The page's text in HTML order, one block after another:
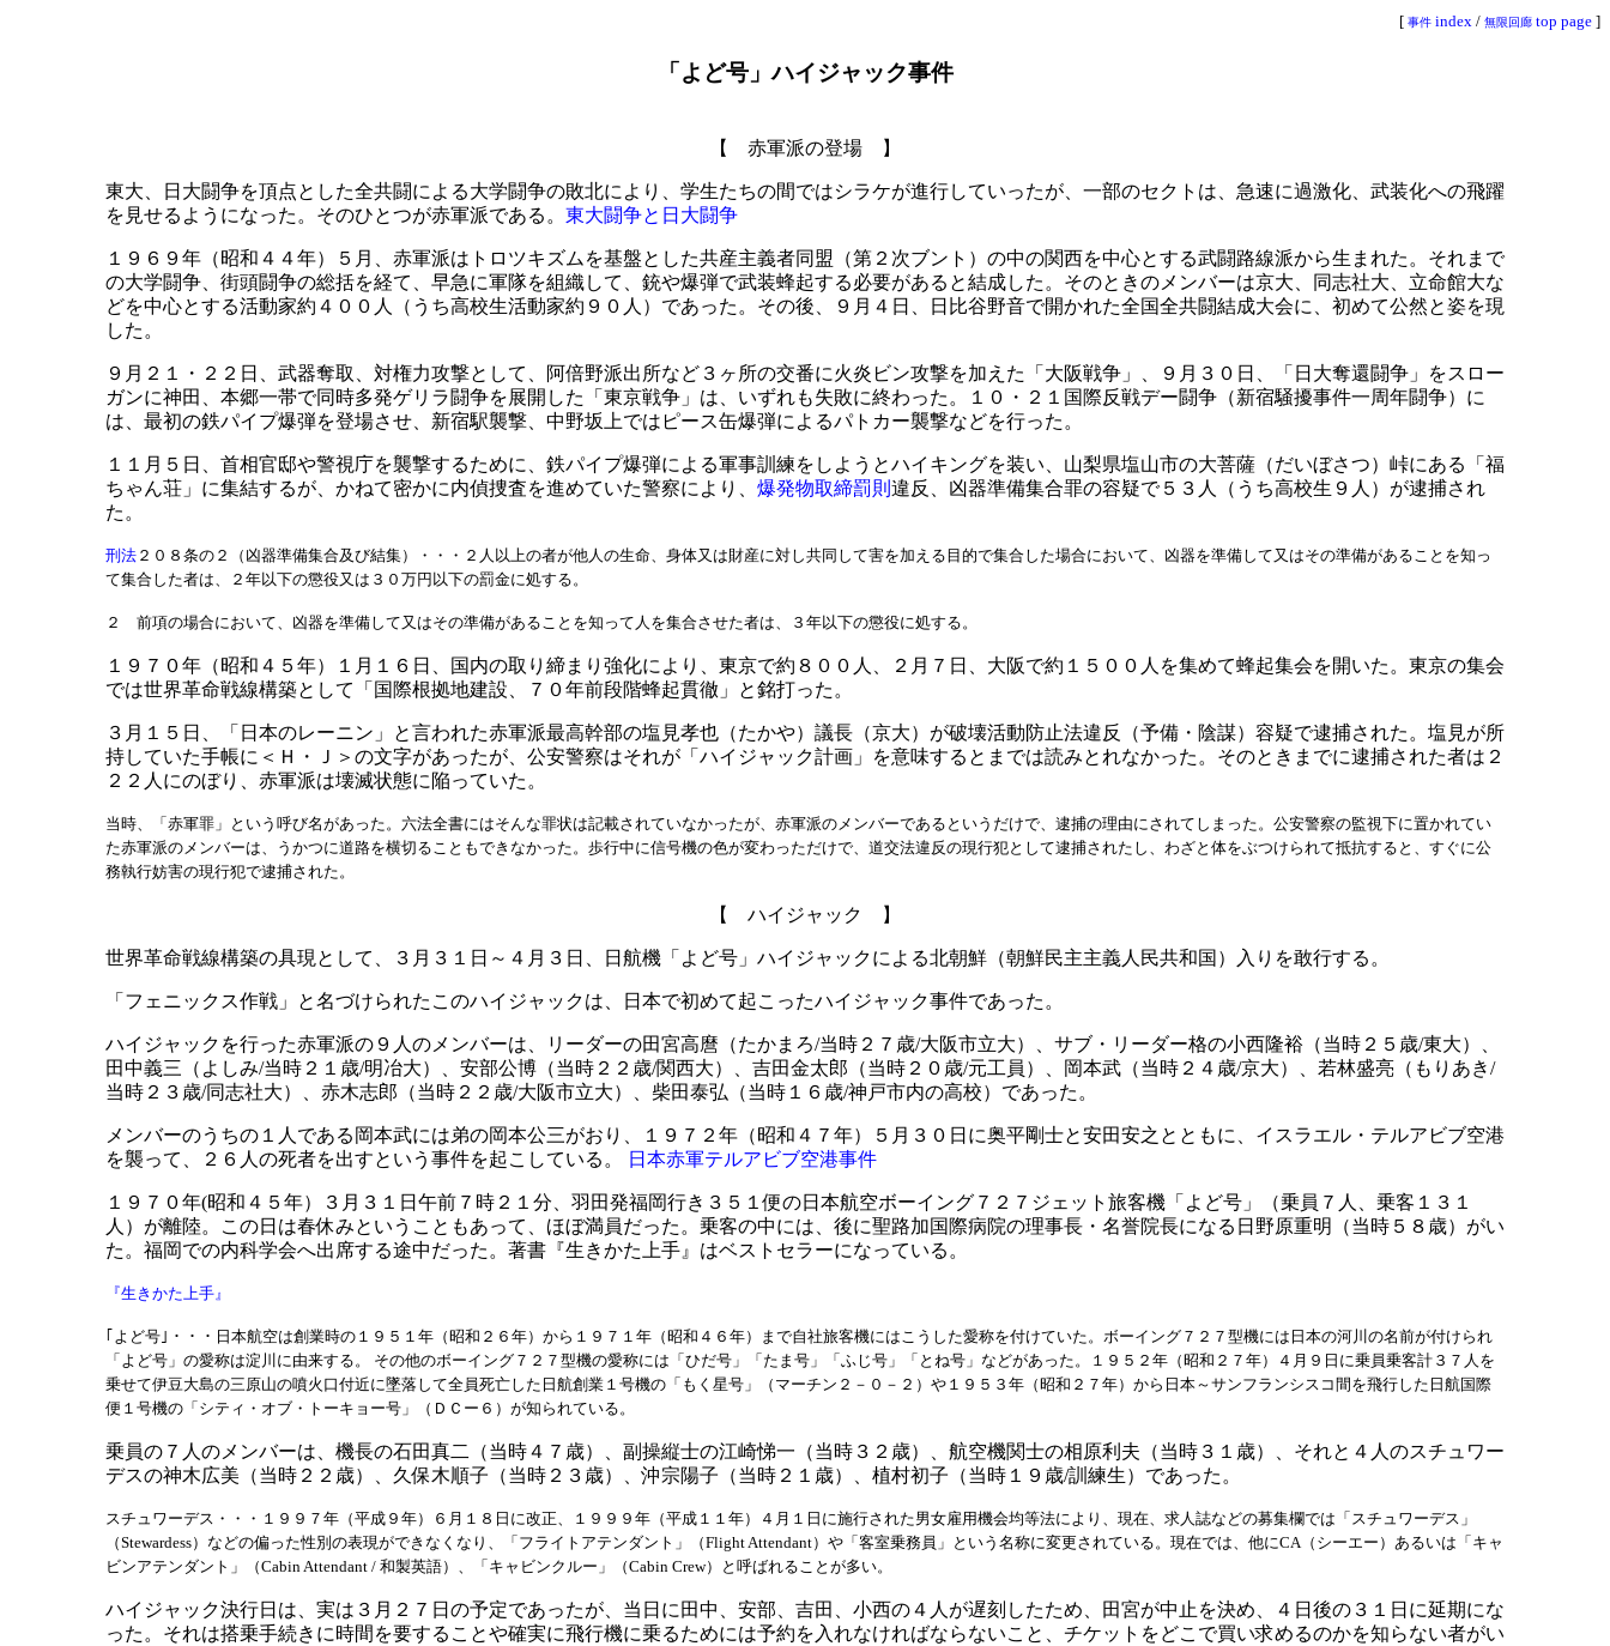
[ 事件 index / 無限回廊 top page ]
「よど号」ハイジャック事件
【 赤軍派の登場 】
東大、日大闘争を頂点とした全共闘による大学闘争の敗北により、学生たちの間ではシラケが進行していったが、一部のセクトは、急速に過激化、武装化への飛躍
を見せるようになった。そのひとつが赤軍派である。 東大闘争と日大闘争
１９６９年（昭和４４年）５月、赤軍派はトロツキズムを基盤とした共産主義者同盟（第２次ブント）の中の関西を中心とする武闘路線派から生まれた。それまで
の大学闘争、街頭闘争の総括を経て、早急に軍隊を組織して、銃や爆弾で武装蜂起する必要があると結成した。そのときのメンバーは京大、同志社大、立命館大な
どを中心とする活動家約４００人（うち高校生活動家約９０人）であった。その後、９月４日、日比谷野音で開かれた全国全共闘結成大会に、初めて公然と姿を現
した。
９月２１・２２日、武器奪取、対権力攻撃として、阿倍野派出所など３ヶ所の交番に火炎ビン攻撃を加えた「大阪戦争」、９月３０日、「日大奪還闘争」をスロー
ガンに神田、本郷一帯で同時多発ゲリラ闘争を展開した「東京戦争」は、いずれも失敗に終わった。１０・２１国際反戦デー闘争（新宿騒擾事件一周年闘争）に
は、最初の鉄パイプ爆弾を登場させ、新宿駅襲撃、中野坂上ではピース缶爆弾によるパトカー襲撃などを行った。
１１月５日、首相官邸や警視庁を襲撃するために、鉄パイプ爆弾による軍事訓練をしようとハイキングを装い、山梨県塩山市の大菩薩（だいぼさつ）峠にある「福
ちゃん荘」に集結するが、かねて密かに内偵捜査を進めていた警察により、 爆発物取締罰則 違反、凶器準備集合罪の容疑で５３人（うち高校生９人）が逮捕され
た。
刑法 ２０８条の２（凶器準備集合及び結集）・・・２人以上の者が他人の生命、身体又は財産に対し共同して害を加える目的で集合した場合において、凶器を準備して又はその準備があることを知っ
て集合した者は、２年以下の懲役又は３０万円以下の罰金に処する。
２ 前項の場合において、凶器を準備して又はその準備があることを知って人を集合させた者は、３年以下の懲役に処する。
１９７０年（昭和４５年）１月１６日、国内の取り締まり強化により、東京で約８００人、２月７日、大阪で約１５００人を集めて蜂起集会を開いた。東京の集会
では世界革命戦線構築として「国際根拠地建設、７０年前段階蜂起貫徹」と銘打った。
３月１５日、「日本のレーニン」と言われた赤軍派最高幹部の塩見孝也（たかや）議長（京大）が破壊活動防止法違反（予備・陰謀）容疑で逮捕された。塩見が所
持していた手帳に＜Ｈ・Ｊ＞の文字があったが、公安警察はそれが「ハイジャック計画」を意味するとまでは読みとれなかった。そのときまでに逮捕された者は２
２２人にのぼり、赤軍派は壊滅状態に陥っていた。
当時、「赤軍罪」という呼び名があった。六法全書にはそんな罪状は記載されていなかったが、赤軍派のメンバーであるというだけで、逮捕の理由にされてしまった。公安警察の監視下に置かれてい
た赤軍派のメンバーは、うかつに道路を横切ることもできなかった。歩行中に信号機の色が変わっただけで、道交法違反の現行犯として逮捕されたし、わざと体をぶつけられて抵抗すると、すぐに公
務執行妨害の現行犯で逮捕された。
【 ハイジャック 】
世界革命戦線構築の具現として、３月３１日～４月３日、日航機「よど号」ハイジャックによる北朝鮮（朝鮮民主主義人民共和国）入りを敢行する。
「フェニックス作戦」と名づけられたこのハイジャックは、日本で初めて起こったハイジャック事件であった。
ハイジャックを行った赤軍派の９人のメンバーは、リーダーの田宮高麿（たかまろ/当時２７歳/大阪市立大）、サブ・リーダー格の小西隆裕（当時２５歳/東大）、
田中義三（よしみ/当時２１歳/明冶大）、安部公博（当時２２歳/関西大）、吉田金太郎（当時２０歳/元工員）、岡本武（当時２４歳/京大）、若林盛亮（もりあき/
当時２３歳/同志社大）、赤木志郎（当時２２歳/大阪市立大）、柴田泰弘（当時１６歳/神戸市内の高校）であった。
メンバーのうちの１人である岡本武には弟の岡本公三がおり、１９７２年（昭和４７年）５月３０日に奥平剛士と安田安之とともに、イスラエル・テルアビブ空港
を襲って、２６人の死者を出すという事件を起こしている。
日本赤軍テルアビブ空港事件
１９７０年(昭和４５年）３月３１日午前７時２１分、羽田発福岡行き３５１便の日本航空ボーイング７２７ジェット旅客機「よど号」（乗員７人、乗客１３１
人）が離陸。この日は春休みということもあって、ほぼ満員だった。乗客の中には、後に聖路加国際病院の理事長・名誉院長になる日野原重明（当時５８歳）がい
た。福岡での内科学会へ出席する途中だった。著書『生きかた上手』はベストセラーになっている。
『生きかた上手』
｢よど号｣・・・日本航空は創業時の１９５１年（昭和２６年）から１９７１年（昭和４６年）まで自社旅客機にはこうした愛称を付けていた。ボーイング７２７型機には日本の河川の名前が付けられ
「よど号」の愛称は淀川に由来する。 その他のボーイング７２７型機の愛称には「ひだ号」「たま号」「ふじ号」「とね号」などがあった。１９５２年（昭和２７年）４月９日に乗員乗客計３７人を
乗せて伊豆大島の三原山の噴火口付近に墜落して全員死亡した日航創業１号機の「もく星号」（ マーチン２－０－２）や１９５３年（昭和２７年）から日本～サンフランシスコ間を飛行した日航国際
便１号機の「シティ・オブ・トーキョー号」（ＤＣー６）が知られている。
乗員の７人のメンバーは、機長の石田真二（当時４７歳）、副操縦士の江崎悌一（当時３２歳）、航空機関士の相原利夫（当時３１歳）、それと４人のスチュワー
デスの神木広美（当時２２歳）、久保木順子（当時２３歳）、沖宗陽子（当時２１歳）、植村初子（当時１９歳/訓練生）であった。
スチュワーデス・・・１９９７年（平成９年）６月１８日に改正、１９９９年（平成１１年）４月１日に施行された男女雇用機会均等法により、現在、求人誌などの募集欄では「スチュワーデス」
（Stewardess）などの偏った性別の表現ができなくなり、「フライトアテンダント」（Flight Attendant）や「客室乗務員」という名称に変更されている。現在では、他にCA（シーエー）あるいは「キャ
ビンアテンダント」（Cabin Attendant / 和製英語）、「キャビンクルー」（Cabin Crew）と呼ばれることが多い。
ハイジャック決行日は、実は３月２７日の予定であったが、当日に田中、安部、吉田、小西の４人が遅刻したため、田宮が中止を決め、４日後の３１日に延期にな
った。それは搭乗手続きに時間を要することや確実に飛行機に乗るためには予約を入れなければならないこと、チケットをどこで買い求めるのかを知らない者がい